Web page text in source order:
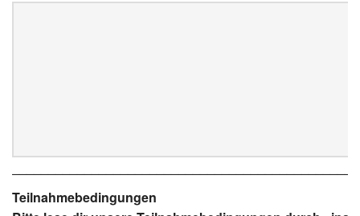
Teilnahmebedingungen